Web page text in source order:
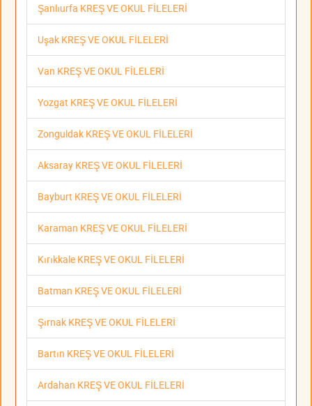
Şanlıurfa KREŞ VE OKUL FİLELERİ
Uşak KREŞ VE OKUL FİLELERİ
Van KREŞ VE OKUL FİLELERİ
Yozgat KREŞ VE OKUL FİLELERİ
Zonguldak KREŞ VE OKUL FİLELERİ
Aksaray KREŞ VE OKUL FİLELERİ
Bayburt KREŞ VE OKUL FİLELERİ
Karaman KREŞ VE OKUL FİLELERİ
Kırıkkale KREŞ VE OKUL FİLELERİ
Batman KREŞ VE OKUL FİLELERİ
Şırnak KREŞ VE OKUL FİLELERİ
Bartın KREŞ VE OKUL FİLELERİ
Ardahan KREŞ VE OKUL FİLELERİ